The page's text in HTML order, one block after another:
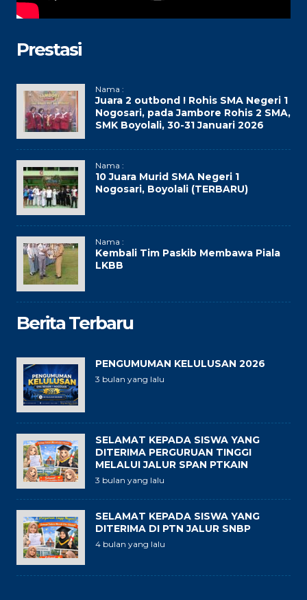
Prestasi
Nama :
Juara 2 outbond ! Rohis SMA Negeri 1
Nogosari, pada Jambore Rohis 2 SMA,
SMK Boyolali, 30-31 Januari 2026
Nama :
10 Juara Murid SMA Negeri 1
Nogosari, Boyolali (TERBARU)
Nama :
Kembali Tim Paskib Membawa Piala
LKBB
Berita Terbaru
PENGUMUMAN KELULUSAN 2026
3 bulan yang lalu
SELAMAT KEPADA SISWA YANG
DITERIMA PERGURUAN TINGGI
MELALUI JALUR SPAN PTKAIN
3 bulan yang lalu
SELAMAT KEPADA SISWA YANG
DITERIMA DI PTN JALUR SNBP
4 bulan yang lalu